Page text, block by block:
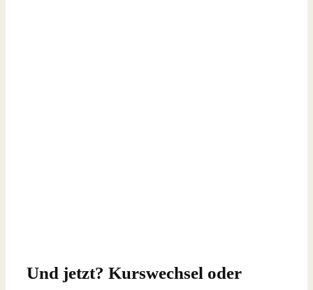
Und jetzt? Kurswechsel oder